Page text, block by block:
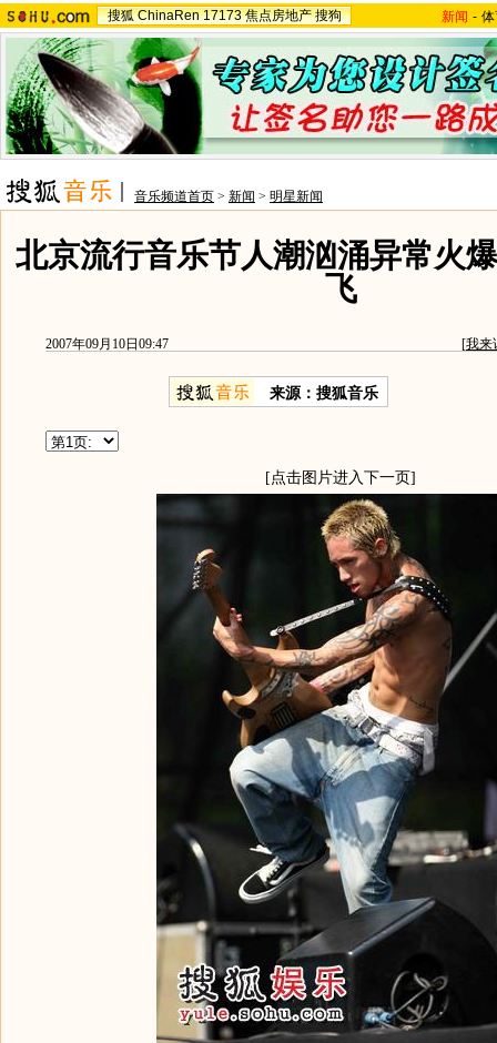
搜狐 ChinaRen 17173 焦点房地产 搜狗 新闻 -
音乐频道首页 > 新闻 > 明星新闻
北京流行音乐节人潮汹涌异常火
飞
2007年09月10日09:47 [我来
来源：搜狐音乐
[点击图片进入下一页]